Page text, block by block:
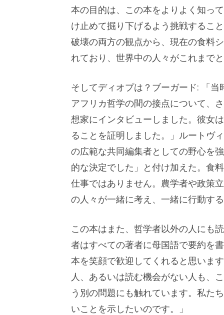
本の目的は、この本をよりよく知っ
け止めて掘り下げるよう挑戦するこ
破壊の両方の観点から、現在の食料
れており、世界中の人々がこれまで
そしてディオプは？ブーガード: 「
アフリカ哲学の間の接点について、
想家にインタビューしました。彼女
ることを証明しました。」ルートヴ
の広範な共同編集者としての野心を
的な決定でした」と付け加えた。食
仕事ではありません。農学者や政策
の人々が一緒に考え、一緒に行動す
この本はまた、哲学者以外の人にも
者はすべての著者に母国語で要約を
本を笑顔で歓迎してくれると思いま
人、あるいは読む機会がない人も、
う別の問題にも触れています。私た
いことを示したいのです。」